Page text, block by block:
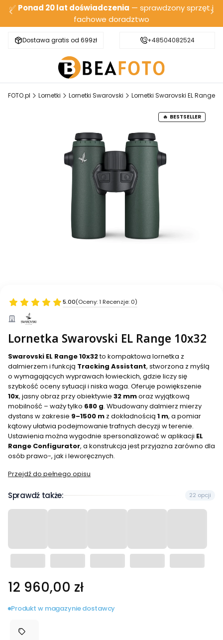
✅ Ponad 20 lat doświadczenia — sprawdzony sprzęt i
fachowe doradztwo
Dostawa gratis od 699zł Bezpieczna wysyłka
+48504082524
Lornetki Lornetki Swarovski Lornetki Swarovski EL Range
BESTSELLER
5.00(Oceny: 1 Recenzje: 0)
Lornetka Swarovski EL Range 10x32
Swarovski EL Range 10x32to kompaktowa lornetka z
dalmierzem i funkcją Tracking Assistant, stworzona z myślą
o wymagających wyprawach łowieckich, gdzie liczy się
szybkość oceny sytuacji i niska waga. Oferuje powiększenie
10x, jasny obraz przy obiektywie 32 mmoraz wyjątkową
mobilność – waży tylko 680 g. Wbudowany dalmierz mierzy
dystans w zakresie 9–1500 m z dokładnością 1 m, a pomiar
kątowy ułatwia podejmowanie trafnych decyzji w terenie.
Ustawienia można wygodnie spersonalizować w aplikacji EL
Range Configurator, a konstrukcja jest przyjazna zarówno dla
osób prawo-, jak i leworęcznych.
Przejdź do pełnego opisu
Sprawdź także: 22 opcji
Cena
12 960,00 zł
Produkt w magazynie dostawcy